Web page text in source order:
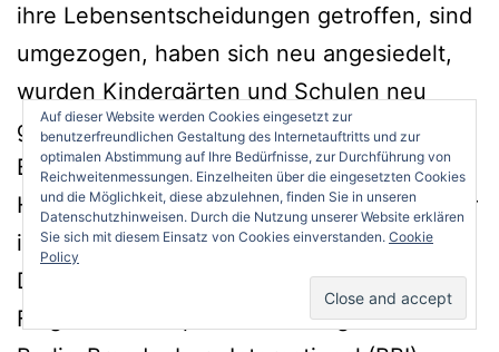
ihre Lebensentscheidungen getroffen, sind
umgezogen, haben sich neu angesiedelt,
wurden Kindergärten und Schulen neu
gebaut“, sagt der Vorsitzende der
Bürgerinitiative „Leben in Zeuthen“, Martin
Henkel, später. Aber seit dem 6. September
ist dieses Vertrauen zutiefst erschüttert.
Die Veröffentlichung des ersten
Flugroutenkozepts für den Flughafen
Auf dieser Website werden Cookies eingesetzt zur
benutzerfreundlichen Gestaltung des Internetauftritts und zur
optimalen Abstimmung auf Ihre Bedürfnisse, zur Durchführung von
Reichweitenmessungen. Einzelheiten über die eingesetzten Cookies
und die Möglichkeit, diese abzulehnen, finden Sie in unseren
Datenschutzhinweisen. Durch die Nutzung unserer Website erklären
Sie sich mit diesem Einsatz von Cookies einverstanden. Cookie
Policy